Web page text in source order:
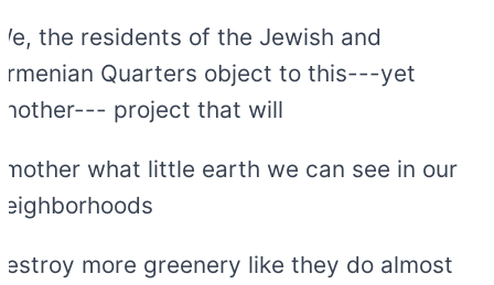
the residents of the Jewish and
Quarters object to this---yet
project that will
what little earth we can see in our
more greenery like they do almost